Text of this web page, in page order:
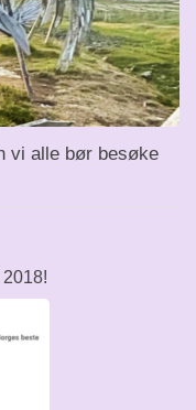
vi alle bør besøke